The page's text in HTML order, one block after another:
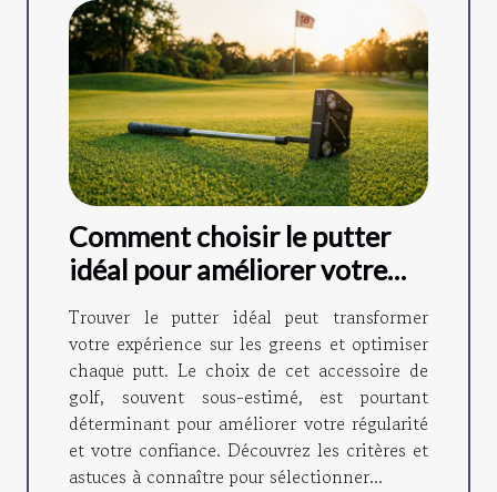
Comment choisir le putter
idéal pour améliorer votre
jeu ?
Trouver le putter idéal peut transformer
votre expérience sur les greens et optimiser
chaque putt. Le choix de cet accessoire de
golf, souvent sous-estimé, est pourtant
déterminant pour améliorer votre régularité
et votre confiance. Découvrez les critères et
astuces à connaître pour sélectionner...